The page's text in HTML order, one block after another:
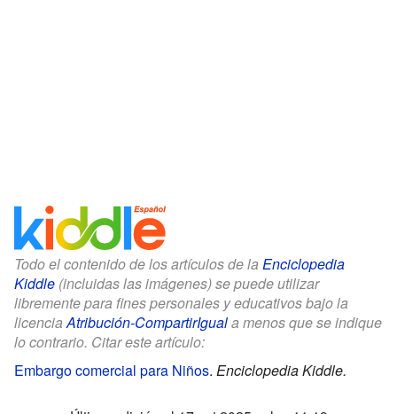
Todo el contenido de los artículos de la Enciclopedia
Kiddle (incluidas las imágenes) se puede utilizar
libremente para fines personales y educativos bajo la
licenciaAtribución-CompartirIguala menos que se indique
lo contrario. Citar este artículo:
Embargo comercial para Niños. Enciclopedia Kiddle.